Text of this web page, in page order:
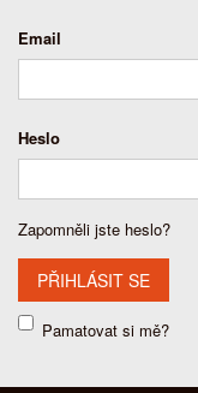
Email
Heslo
Zapomněli jste heslo?
Pamatovat si mě?